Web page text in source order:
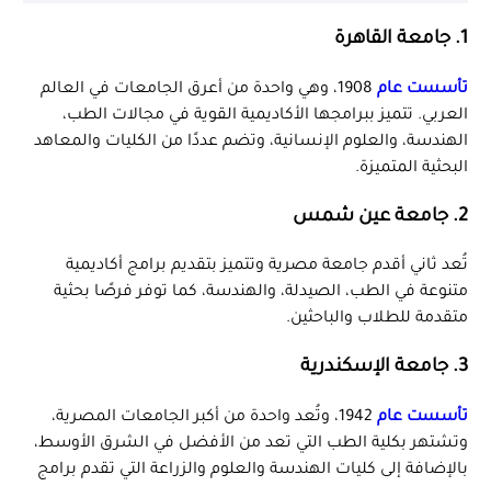
1. جامعة القاهرة
تأسست عام
1908، وهي واحدة من أعرق الجامعات في العالم
العربي. تتميز ببرامجها الأكاديمية القوية في مجالات الطب،
الهندسة، والعلوم الإنسانية، وتضم عددًا من الكليات والمعاهد
البحثية المتميزة.
2. جامعة عين شمس
تُعد ثاني أقدم جامعة مصرية وتتميز بتقديم برامج أكاديمية
متنوعة في الطب، الصيدلة، والهندسة، كما توفر فرصًا بحثية
متقدمة للطلاب والباحثين.
3. جامعة الإسكندرية
تأسست عام
1942، وتُعد واحدة من أكبر الجامعات المصرية،
وتشتهر بكلية الطب التي تعد من الأفضل في الشرق الأوسط،
بالإضافة إلى كليات الهندسة والعلوم والزراعة التي تقدم برامج